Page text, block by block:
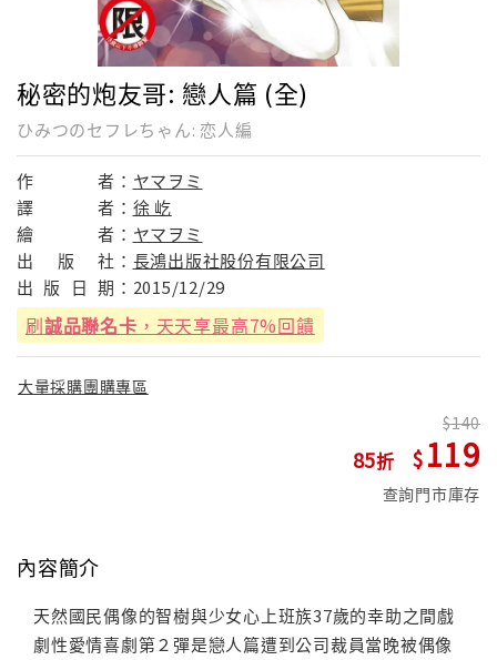
秘密的炮友哥: 戀人篇 (全)
ひみつのセフレちゃん: 恋人編
作 者： ヤマヲミ
譯
者： 徐 屹
繪
者： ヤマヲミ
出
版 社： 長鴻出版社股份有限公司
出 版 日 期： 2015/12/29
刷誠品聯名卡 ，天天享最高7%回饋
大量採購團購專區
85
140
119
查詢門市庫存
內容簡介
天然國民偶像的智樹與少女心上班族37歲的幸助之間戲
劇性愛情喜劇第２彈是戀人篇遭到公司裁員當晚被偶像